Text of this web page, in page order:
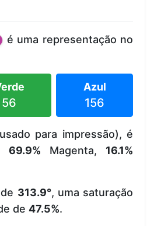
é uma representação no
56
Azul
156
para impressão), é
69.9% Magenta, 16.1%
313.9°, uma saturação
de 47.5%.